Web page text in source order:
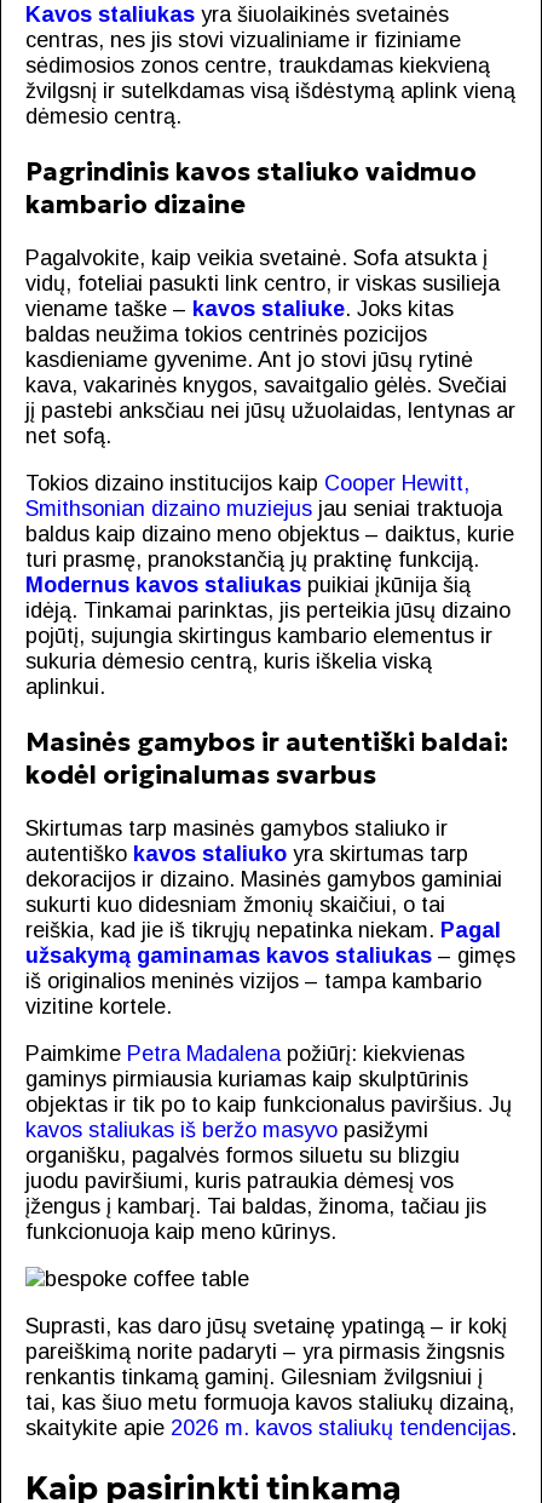
Kavos staliukas yra šiuolaikinės svetainės
centras, nes jis stovi vizualiniame ir fiziniame
sėdimosios zonos centre, traukdamas kiekvieną
žvilgsnį ir sutelkdamas visą išdėstymą aplink vieną
dėmesio centrą.
Pagrindinis kavos staliuko vaidmuo
kambario dizaine
Pagalvokite, kaip veikia svetainė. Sofa atsukta į
vidų, foteliai pasukti link centro, ir viskas susilieja
viename taške – kavos staliuke. Joks kitas
baldas neužima tokios centrinės pozicijos
kasdieniame gyvenime. Ant jo stovi jūsų rytinė
kava, vakarinės knygos, savaitgalio gėlės. Svečiai
jį pastebi anksčiau nei jūsų užuolaidas, lentynas ar
net sofą.
Tokios dizaino institucijos kaip Cooper Hewitt,
Smithsonian dizaino muziejus jau seniai traktuoja
baldus kaip dizaino meno objektus – daiktus, kurie
turi prasmę, pranokstančią jų praktinę funkciją.
Modernus kavos staliukas puikiai įkūnija šią
idėją. Tinkamai parinktas, jis perteikia jūsų dizaino
pojūtį, sujungia skirtingus kambario elementus ir
sukuria dėmesio centrą, kuris iškelia viską
aplinkui.
Masinės gamybos ir autentiški baldai:
kodėl originalumas svarbus
Skirtumas tarp masinės gamybos staliuko ir
autentiško kavos staliuko yra skirtumas tarp
dekoracijos ir dizaino. Masinės gamybos gaminiai
sukurti kuo didesniam žmonių skaičiui, o tai
reiškia, kad jie iš tikrųjų nepatinka niekam. Pagal
užsakymą gaminamas kavos staliukas – gimęs
iš originalios meninės vizijos – tampa kambario
vizitine kortele.
Paimkime Petra Madalenapožiūrį: kiekvienas
gaminys pirmiausia kuriamas kaip skulptūrinis
objektas ir tik po to kaip funkcionalus paviršius. Jų
kavos staliukas iš beržo masyvo pasižymi
organišku, pagalvės formos siluetu su blizgiu
juodu paviršiumi, kuris patraukia dėmesį vos
įžengus į kambarį. Tai baldas, žinoma, tačiau jis
funkcionuoja kaip meno kūrinys.
Suprasti, kas daro jūsų svetainę ypatingą – ir kokį
pareiškimą norite padaryti – yra pirmasis žingsnis
renkantis tinkamą gaminį. Gilesniam žvilgsniui į
tai, kas šiuo metu formuoja kavos staliukų dizainą,
skaitykite apie 2026 m. kavos staliukų tendencijas.
Kaip pasirinkti tinkamą